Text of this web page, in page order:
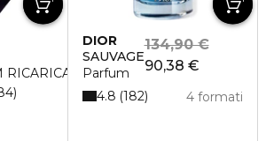
RICARICABILE
DIOR
SAUVAGE
Parfum
90,38 €
134,90 €
4 formati
4.8 182